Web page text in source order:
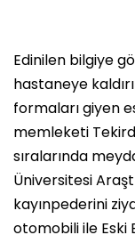
Edinilen bilgiye
hastaneye
formaları giyen
memleketi
sıralarında
Üniversitesi
kayınpederini
otomobili ile Eski